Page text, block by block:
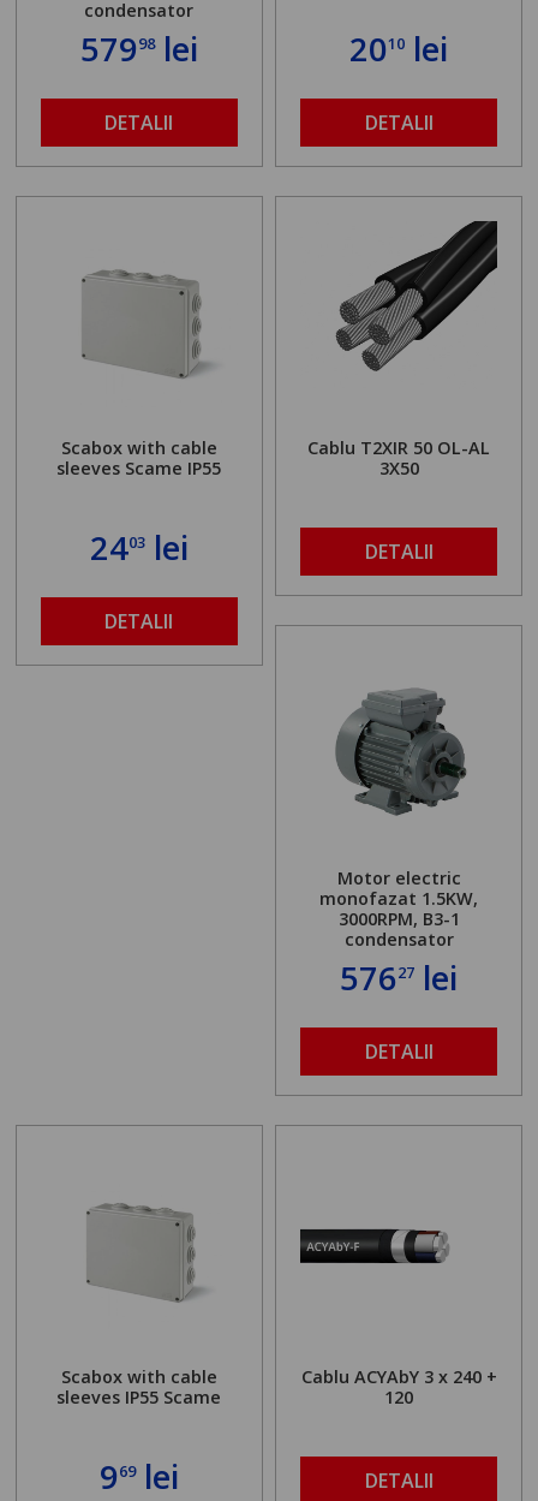
condensator
57998lei
DETALII
2010 lei
DETALII
Scabox with cable
sleeves Scame IP55
2403lei
DETALII
Cablu T2XIR 50 OL-AL
3X50
DETALII
Motor electric
monofazat 1.5KW,
3000RPM, B3-1
condensator
57627 lei
DETALII
Scabox with cable
sleeves IP55 Scame
969lei
Cablu ACYAbY 3 x 240 +
120
DETALII